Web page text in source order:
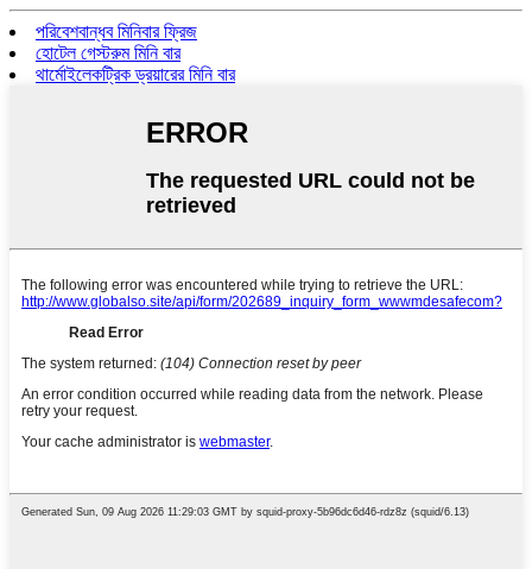
পরিবেশবান্ধব মিনিবার ফ্রিজ
হোটেল গেস্টরুম মিনি বার
থার্মোইলেকট্রিক ড্রয়ারের মিনি বার